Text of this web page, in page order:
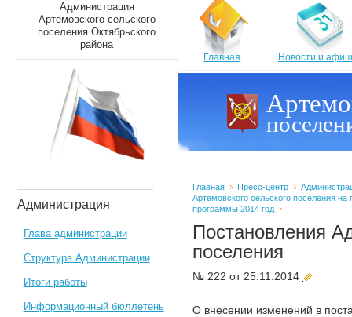
Администрация
Артемовского сельского
поселения Октябрьского
района
Главная Новости и
Администрация
Глава администрации
Структура Администрации
Итоги работы
Информационный бюллетень
Главная Пресс-центр
Артемовского сельского поселения на
программы 2014 год
Постановления
поселения
№ 222 от 25.11.2014
О внесении изменений в